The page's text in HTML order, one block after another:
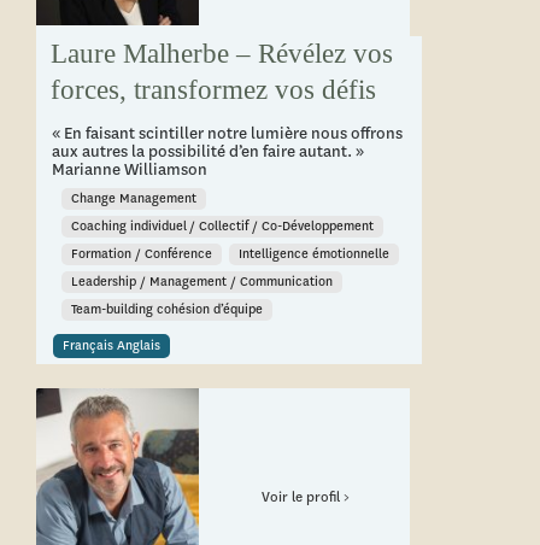
Laure Malherbe – Révélez vos
forces, transformez vos défis
« En faisant scintiller notre lumière nous offrons
aux autres la possibilité d’en faire autant. »
Marianne Williamson
Change Management
Coaching individuel / Collectif / Co-Développement
Formation / Conférence
Intelligence émotionnelle
Leadership / Management / Communication
Team-building cohésion d’équipe
Français Anglais
Voir le profil >